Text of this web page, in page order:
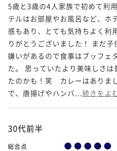
5歳と3歳の4人家族で初めて利
テルはお部屋やお風呂など、ホ
感もあり、とても気持ちよく利
りがとうございました！ まだ
嫌いがあるので食事はブッフェ
た。 思っていたより美味しさ
たのかも！笑 カレーはありま
で、唐揚げやハンバ... 続きをよ
30代前半
総合点